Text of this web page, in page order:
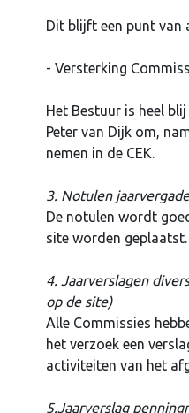
Dit blijft een punt van
- Versterking
Het Bestuur is heel
Peter van Dijk om,
nemen in de CEK.
3. Notulen
De notulen wordt
site worden geplaatst.
4. Jaarverslagen
op de site)
Alle Commissies
het verzoek een
activiteiten van het
5.Jaarverslag